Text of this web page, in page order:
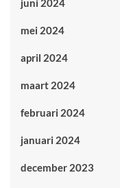
juni 2024
mei 2024
april 2024
maart 2024
februari 2024
januari 2024
december 2023